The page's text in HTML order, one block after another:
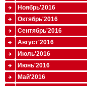
Ноябрь'2016
Октябрь'2016
Сентябрь'2016
Август'2016
Июль'2016
Июнь'2016
Май'2016